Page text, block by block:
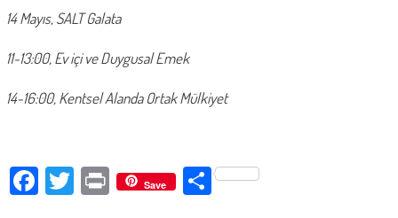
14 Mayıs, SALT Galata
11-13:00, Ev içi ve Duygusal Emek
14-16:00, Kentsel Alanda Ortak Mülkiyet
FacebookTwitterPrint
Save
Paylaş